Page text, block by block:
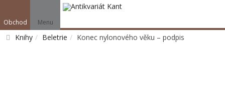
Obchod Menu
Knihy Beletrie Konec nylonového věku – podpis